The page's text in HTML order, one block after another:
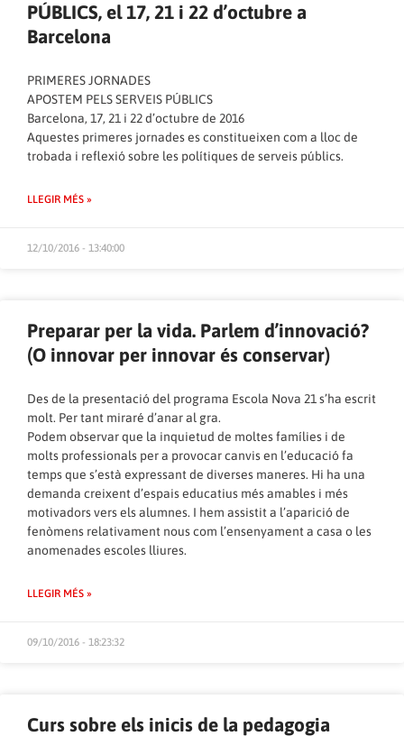
PÚBLICS, el 17, 21 i 22 d’octubre a
Barcelona
PRIMERES JORNADES
APOSTEM PELS SERVEIS PÚBLICS
Barcelona, 17, 21 i 22 d’octubre de 2016
Aquestes primeres jornades es constitueixen com a lloc de
trobada i reflexió sobre les polítiques de serveis públics.
LLEGIR MÉS »
12/10/2016 - 13:40:00
Preparar per la vida. Parlem d’innovació?
(O innovar per innovar és conservar)
Des de la presentació del programa Escola Nova 21 s’ha escrit
molt. Per tant miraré d’anar al gra.
Podem observar que la inquietud de moltes famílies i de
molts professionals per a provocar canvis en l’educació fa
temps que s’està expressant de diverses maneres. Hi ha una
demanda creixent d’espais educatius més amables i més
motivadors vers els alumnes. I hem assistit a l’aparició de
fenòmens relativament nous com l’ensenyament a casa o les
anomenades escoles lliures.
LLEGIR MÉS »
09/10/2016 - 18:23:32
Curs sobre els inicis de la pedagogia